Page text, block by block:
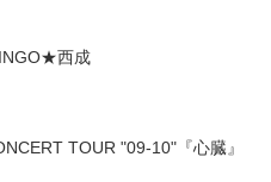
西成
TOUR "09-10"『心臓』